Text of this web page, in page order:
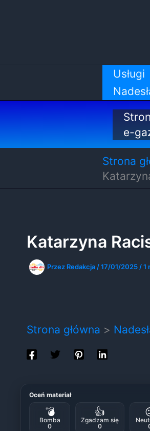
Usługi
e-
Strona
Katarzyna
Przez Redakcja /17/01/2025 /1
Strona główna
Oceń materiał
💣
Bomba
0
👍
Zgadzam się
0